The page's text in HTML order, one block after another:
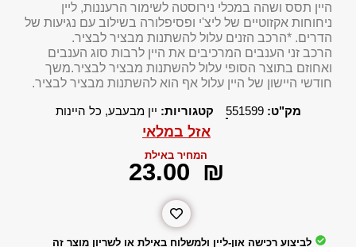
היין תסס ושהה במכלי נירוסטה לשימור הרעננות, ליין
ניחוחות אקזוטיים של ליצ'י ופסיפלורה בשילוב עם נגיעות של
הדרים. *הרכב הזנים עלול להשתנות מבציר לבציר.
הרכב זני הענבים המרכיבים את היין לרבות סוג הענבים
ואחוזם בתוצר הסופי עלול להשתנות מבציר לבציר.משך
חודשי היישון של היין עלול אף הוא להשתנות מבציר לבציר.
מק"ט:551599 קטגוריות: יין מבעבע, כל היינות
אזל במלאי
המחיר באילת
‎23.00 ₪
לביצוע רכישה און-ליין ולמשלוח באילת או לשריון מוצר זה